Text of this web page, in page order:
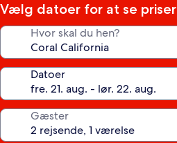
Vælg datoer for at se priser
Hvor skal du hen?
Datoer
Gæster